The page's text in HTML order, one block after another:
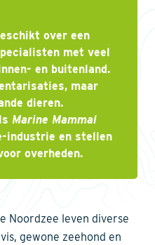
over een
met veel
en buitenland.
maar
dieren.
Marine Mammal
industrie en stellen
overheden.
Noordzee leven diverse
gewone zeehond en